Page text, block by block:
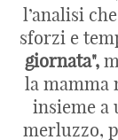
l’analisi
sforzi e
giornata",
la mamma
insieme a
merluzzo,